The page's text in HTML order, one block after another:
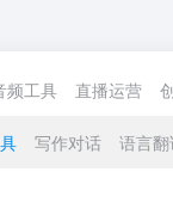
频工具 直播运营
写作对话 语言翻